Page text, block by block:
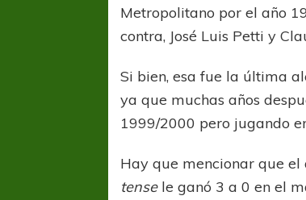
Metropolitano por el año
contra, José Luis Petti y
Si bien, esa fue la última
ya que muchas años
1999/2000 pero jugando
Hay que mencionar que el
tensele ganó 3 a 0 en el